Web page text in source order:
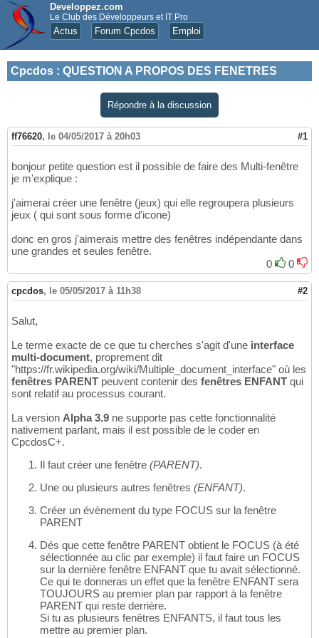
Developpez.com
Le Club des Développeurs et IT Pro
Actus Forum Cpcdos Emploi
Cpcdos : QUESTION A PROPOS DES FENETRES
Répondre à la discussion
ff76620, le 04/05/2017 à 20h03 #1
bonjour petite question est il possible de faire des Multi-fenêtre
je m'explique :
j'aimerai créer une fenêtre (jeux) qui elle regroupera plusieurs
jeux ( qui sont sous forme d'icone)
donc en gros j'aimerais mettre des fenêtres indépendante dans
une grandes et seules fenêtre.
0
0
cpcdos, le 05/05/2017 à 11h38 #2
Salut,
Le terme exacte de ce que tu cherches s'agit d'une interface
multi-document, proprement dit
"https://fr.wikipedia.org/wiki/Multiple_document_interface" où les
fenêtres PARENT peuvent contenir des fenêtres ENFANT qui
sont relatif au processus courant.
La version Alpha 3.9 ne supporte pas cette fonctionnalité
nativement parlant, mais il est possible de le coder en
CpcdosC+.
Il faut créer une fenêtre (PARENT).
Une ou plusieurs autres fenêtres (ENFANT).
Créer un évènement du type FOCUS sur la fenêtre
PARENT
Dés que cette fenêtre PARENT obtient le FOCUS (à été
sélectionnée au clic par exemple) il faut faire un FOCUS
sur la dernière fenêtre ENFANT que tu avait sélectionné.
Ce qui te donneras un effet que la fenêtre ENFANT sera
TOUJOURS au premier plan par rapport à la fenêtre
PARENT qui reste derrière.
Si tu as plusieurs fenêtres ENFANTS, il faut tous les
mettre au premier plan.